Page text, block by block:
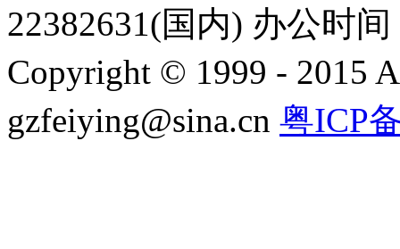
22382631(国内) 办公时
Copyright © 1999 - 2015
gzfeiying@sina.cn 粤ICP